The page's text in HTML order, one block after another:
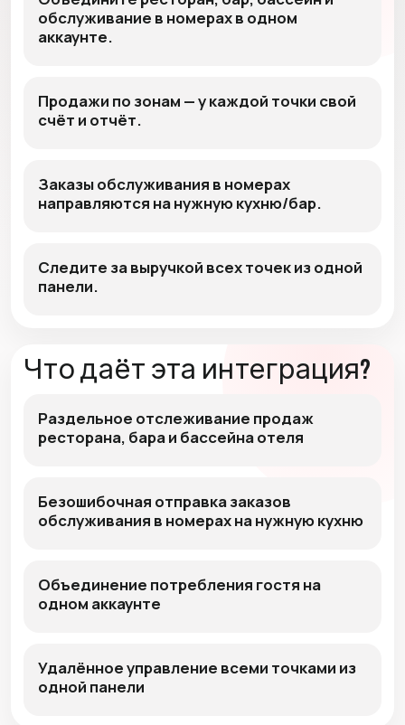
обслуживание в номерах в одном
аккаунте.
Продажи по зонам — у каждой точки свой
счёт и отчёт.
Заказы обслуживания в номерах
направляются на нужную кухню/бар.
Следите за выручкой всех точек из одной
панели.
Что даёт эта интеграция?
Раздельное отслеживание продаж
ресторана, бара и бассейна отеля
Безошибочная отправка заказов
обслуживания в номерах на нужную кухню
Объединение потребления гостя на
одном аккаунте
Удалённое управление всеми точками из
одной панели